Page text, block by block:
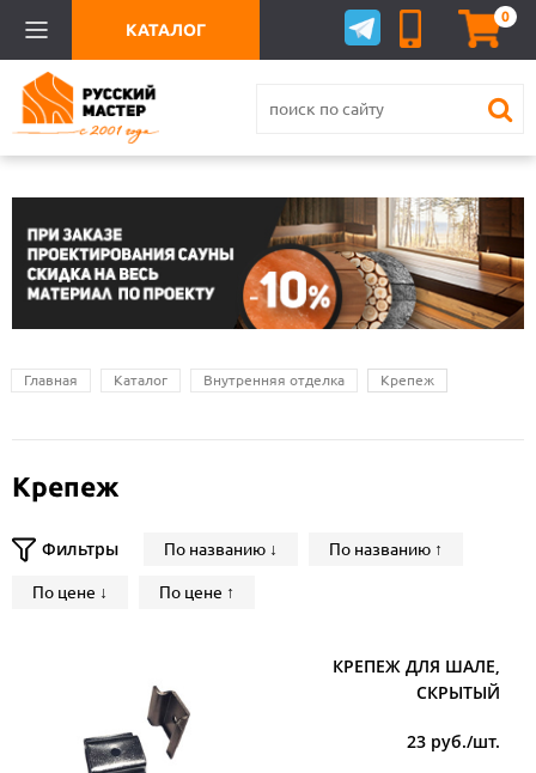
0
КАТАЛОГ
Главная Каталог Внутренняя отделка Крепеж
Крепеж
Фильтры По названию ↓ По названию ↑
По цене ↓ По цене ↑
КРЕПЕЖ ДЛЯ ШАЛЕ,
СКРЫТЫЙ
23 руб./шт.